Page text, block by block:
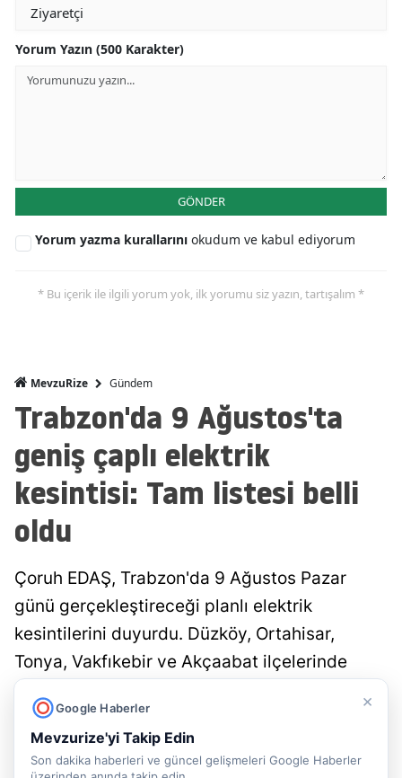
×
Google Haberler
Mevzurize'yi Takip Edin
Son dakika haberleri ve güncel gelişmeleri Google Haberler
Yorum Yazın (500 Karakter)
GÖNDER
Yorum yazma kurallarını okudum ve kabul ediyorum
* Bu içerik ile ilgili yorum yok, ilk yorumu siz yazın, tartışalım *
MevzuRize Gündem
Trabzon'da 9 Ağustos'ta
geniş çaplı elektrik
kesintisi: Tam listesi belli
oldu
Çoruh EDAŞ, Trabzon'da 9 Ağustos Pazar
günü gerçekleştireceği planlı elektrik
kesintilerini duyurdu. Düzköy, Ortahisar,
Tonya, Vakfıkebir ve Akçaabat ilçelerinde
yatırım ve bakım çalışmaları nedeniyle
saatlerce enerji kesintisi yaşanacak.
Rasime Hacıeyüpoğlu
Yayınlanma
Trabzon